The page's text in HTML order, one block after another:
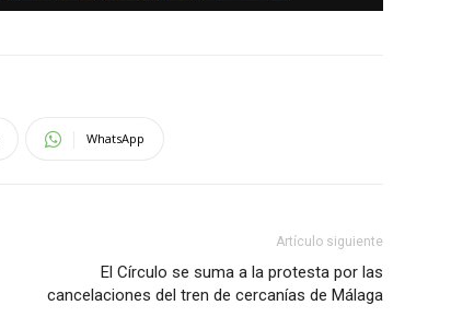
WhatsApp
Artículo siguiente
El Círculo se suma a la protesta por las
cancelaciones del tren de cercanías de Málaga